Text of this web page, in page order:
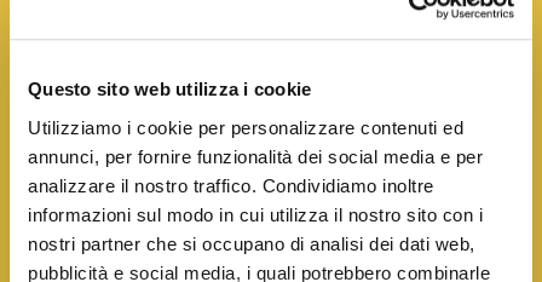
Questo sito web utilizza i cookie
Utilizziamo i cookie per personalizzare contenuti ed
annunci, per fornire funzionalità dei social media e per
analizzare il nostro traffico. Condividiamo inoltre
informazioni sul modo in cui utilizza il nostro sito con i
nostri partner che si occupano di analisi dei dati web,
pubblicità e social media, i quali potrebbero combinarle
EHAI CAPACITÀ COMMERCIALI?
Sailpost è un brand consolidato nel mercato postale e sta
cercando un imprenditore come te per ampliare la sua
copertura in Italia! Dopo 20 anni, possiamo essere
orgogliosi di avere oltre 140 Agenzie in Italia. Siamo infatti